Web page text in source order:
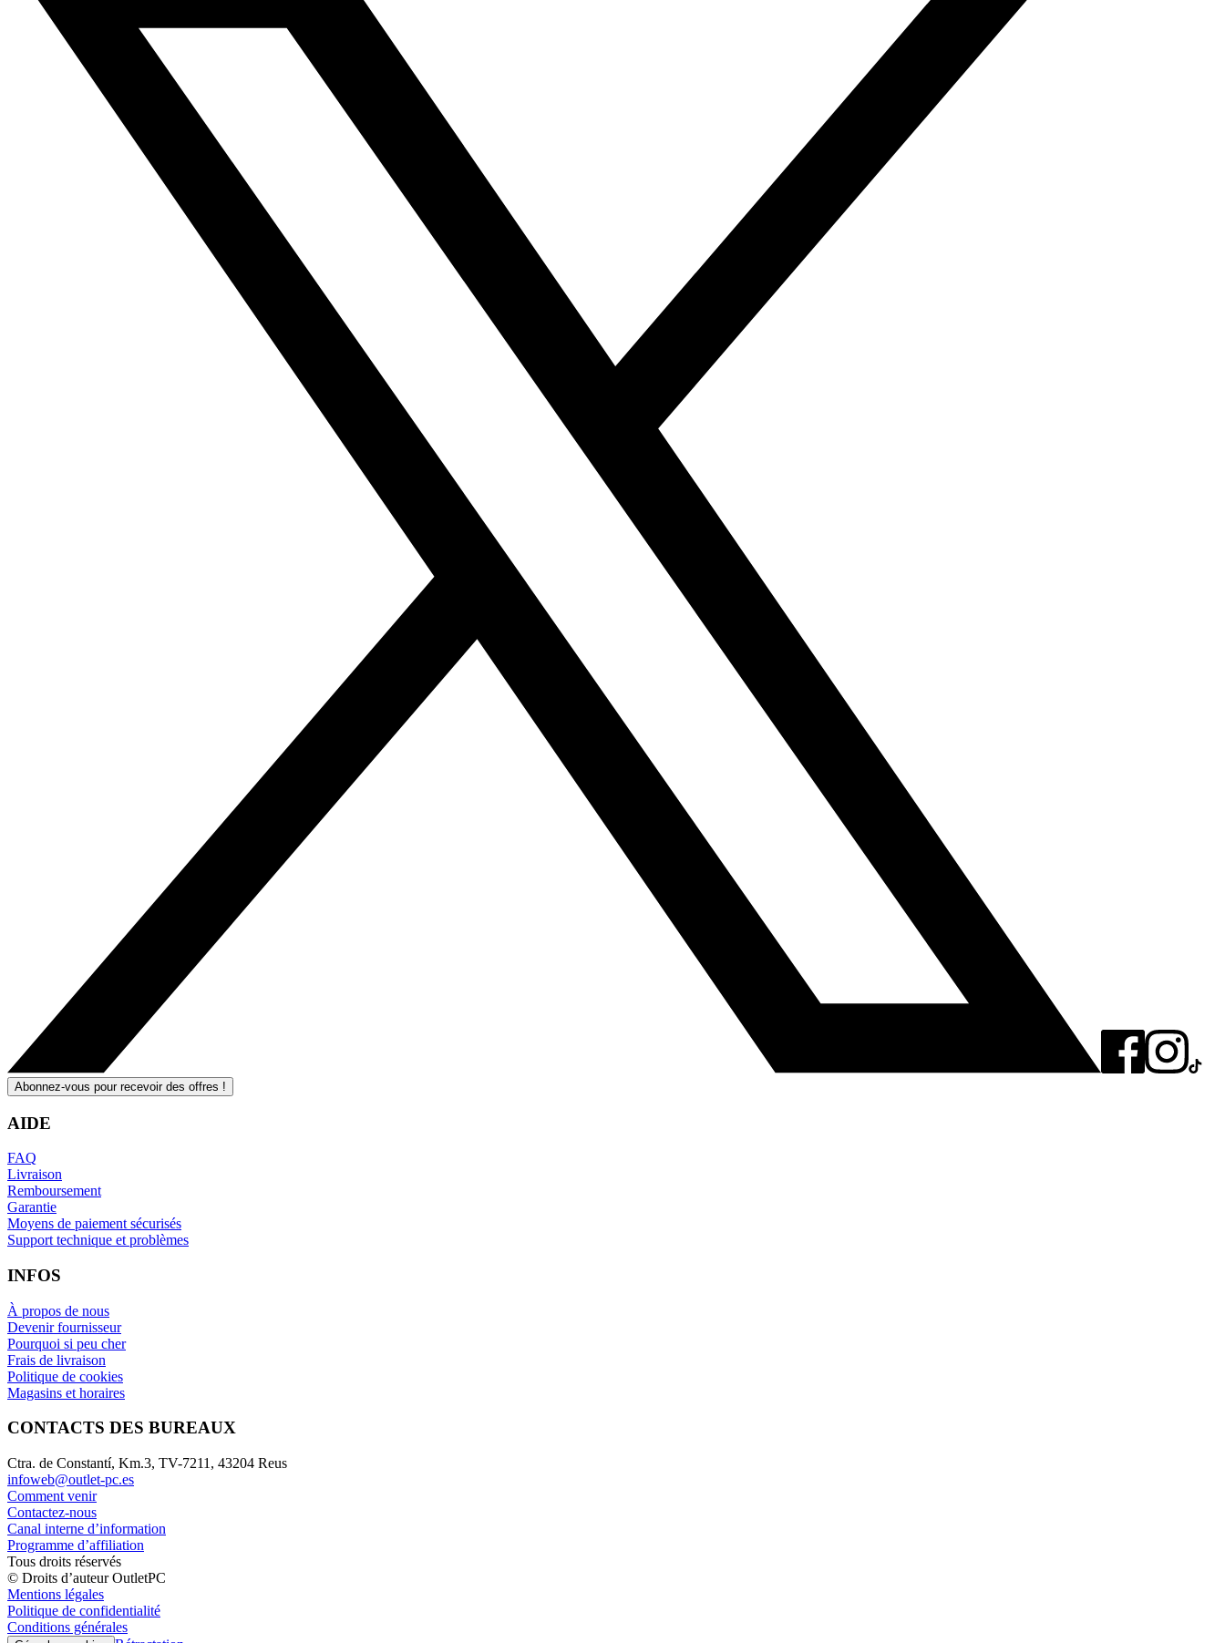
Abonnez-vous pour recevoir des offres !
AIDE
FAQ
Livraison
Remboursement
Garantie
Moyens de paiement sécurisés
Support technique et problèmes
INFOS
À propos de nous
Devenir fournisseur
Pourquoi si peu cher
Frais de livraison
Politique de cookies
Magasins et horaires
CONTACTS DES BUREAUX
Ctra. de Constantí, Km.3, TV-7211, 43204 Reus
infoweb@outlet-pc.es
Comment venir
Contactez-nous
Canal interne d’information
Programme d’affiliation
Tous droits réservés
© Droits d’auteur OutletPC
Mentions légales
Politique de confidentialité
Conditions générales